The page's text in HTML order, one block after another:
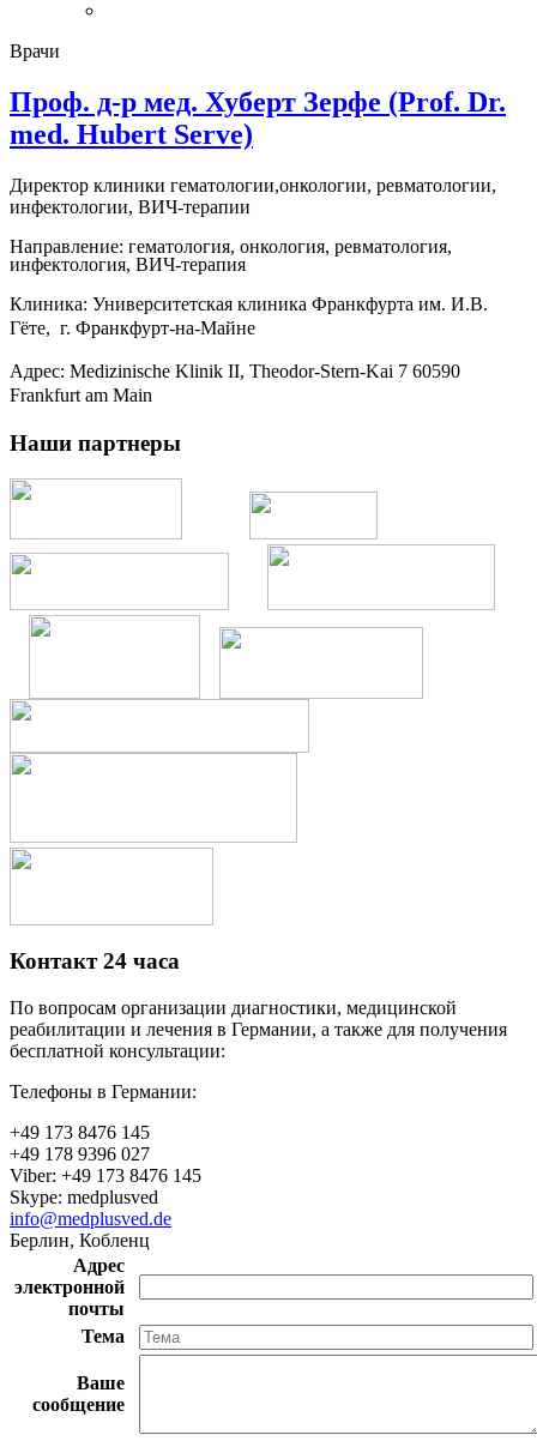
Врачи
Проф. д-р мед. Хуберт Зерфе (Prof. Dr.
med. Hubert Serve)
Директор клиники гематологии,онкологии, ревматологии,
инфектологии, ВИЧ-терапии
Направление: гематология, онкология, ревматология,
инфектология, ВИЧ-терапия
Клиника: Университетская клиника Франкфурта им. И.В.
Гёте, г. Франкфурт-на-Майне
Адрес: Medizinische Klinik II, Theodor-Stern-Kai 7 60590
Frankfurt am Main
Наши партнеры
Контакт 24 часа
По вопросам организации диагностики, медицинской
реабилитации и лечения в Германии, а также для получения
бесплатной консультации:
Телефоны в Германии:
+49 173 8476 145
+49 178 9396 027
Viber: +49 173 8476 145
Skype: medplusved
info@medplusved.de
Берлин, Кобленц
Адрес
электронной
почты
Тема
Ваше
сообщение